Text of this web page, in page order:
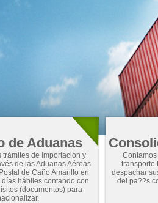
de Aduanas
trámites de Importación y
de las Aduanas Aéreas
de Caño Amarillo en
hábiles contando con
(documentos) para
transporte
despachar
del pa??s